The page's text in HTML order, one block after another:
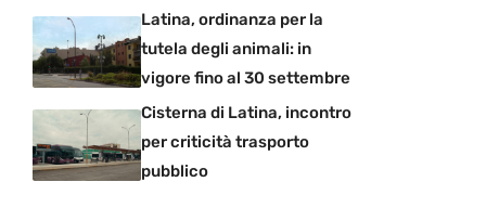
Latina, ordinanza per la
tutela degli animali: in
vigore fino al 30 settembre
Cisterna di Latina, incontro
per criticità trasporto
pubblico